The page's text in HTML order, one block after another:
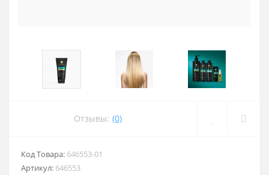
Отзывы: (0)
Код Товара: 646553-01
Артикул: 646553